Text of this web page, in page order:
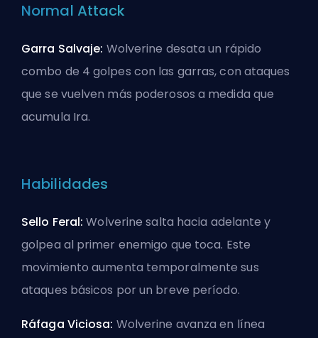
Normal Attack
Garra Salvaje: Wolverine desata un rápido
combo de 4 golpes con las garras, con ataques
que se vuelven más poderosos a medida que
acumula Ira.
Habilidades
Sello Feral:Wolverine salta hacia adelante y
golpea al primer enemigo que toca. Este
movimiento aumenta temporalmente sus
ataques básicos por un breve período.
Ráfaga Viciosa: Wolverine avanza en línea